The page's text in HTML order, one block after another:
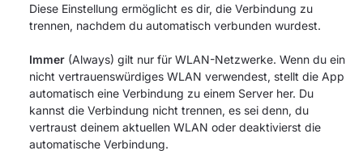
Diese Einstellung ermöglicht es dir, die Verbindung zu
trennen, nachdem du automatisch verbunden wurdest.
Immer (Always) gilt nur für WLAN-Netzwerke. Wenn du ein
nicht vertrauenswürdiges WLAN verwendest, stellt die App
automatisch eine Verbindung zu einem Server her. Du
kannst die Verbindung nicht trennen, es sei denn, du
vertraust deinem aktuellen WLAN oder deaktivierst die
automatische Verbindung.